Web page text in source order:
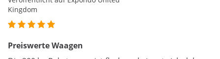
Kingdom
Preiswerte Waagen